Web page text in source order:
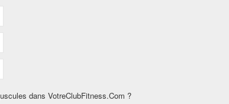
dans VotreClubFitness.Com ?